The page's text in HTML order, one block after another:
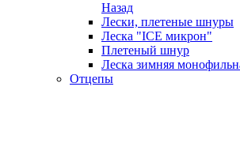
Назад
Лески, плетеные шнуры
Леска "ICE микрон"
Плетеный шнур
Леска зимняя
Отцепы